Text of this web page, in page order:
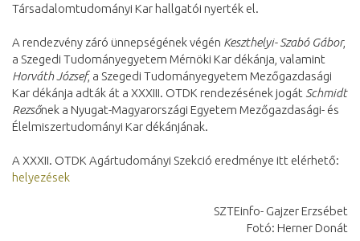
Társadalomtudományi Kar hallgatói nyerték el.
A rendezvény záró ünnepségének végén Keszthelyi- Szabó Gábor,
a Szegedi Tudományegyetem Mérnöki Kar dékánja, valamint
Horváth József, a Szegedi Tudományegyetem Mezőgazdasági
Kar dékánja adták át a XXXIII. OTDK rendezésének jogát Schmidt
Rezsőnek a Nyugat-Magyarországi Egyetem Mezőgazdasági- és
Élelmiszertudományi Kar dékánjának.
A XXXII. OTDK Agártudományi Szekció eredménye itt elérhető:
helyezések
SZTEinfo- Gajzer Erzsébet
Fotó: Herner Donát